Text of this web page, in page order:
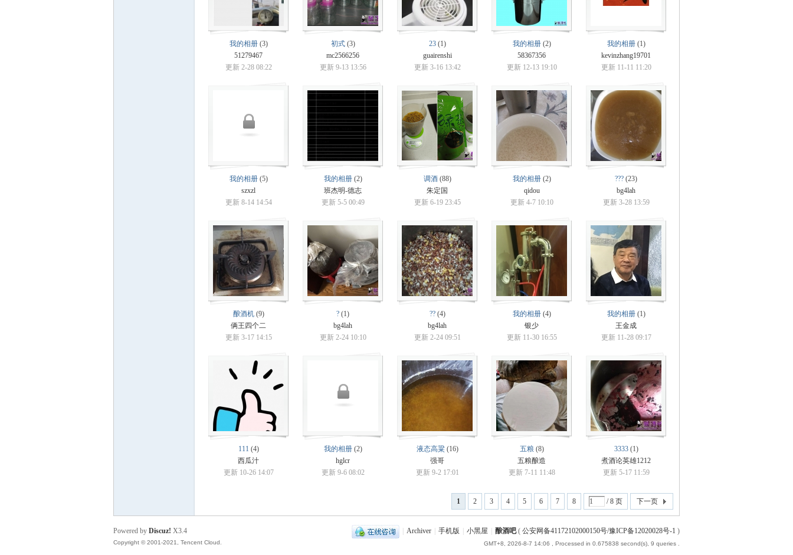
我的相册(3)
51279467
更新 2-28 08:22
初式(3)
mc2566256
更新 9-13 13:56
23(1)
guairenshi
更新 3-16 13:42
我的相册(2)
58367356
更新 12-13 19:10
我的相册(1)
kevinzhang19701
更新 11-11 11:20
我的相册(5)
szxzl
更新 8-14 14:54
我的相册(2)
班杰明-德志
更新 5-5 00:49
调酒(88)
朱定国
更新 6-19 23:45
我的相册(2)
qidou
更新 4-7 10:10
??? (23)
bg4lah
更新 3-28 13:59
酿酒机(9)
俩王四个二
更新 3-17 14:15
? (1)
bg4lah
更新 2-24 10:10
??(4)
bg4lah
更新 2-24 09:51
我的相册(4)
银少
更新 11-30 16:55
我的相册(1)
王金成
更新 11-28 09:17
111 (4)
西瓜汁
更新 10-26 14:07
我的相册(2)
hglcr
更新 9-6 08:02
液态高粱(16)
强哥
更新 9-2 17:01
五粮 (8)
五粮酿造
更新 7-11 11:48
3333(1)
煮酒论英雄1212
更新 5-17 11:59
1 2 3 4 5 6 7 8 / 8 页 下一页
Archiver 手机版 小黑屋 酿酒吧( 公安网备41172102000150号/豫ICP备12020028号-1 )
GMT+8, 2026-8-7 14:06 , Processed in 0.675838 second(s), 9 queries .
Powered by Discuz! X3.4
Copyright © 2001-2021, Tencent Cloud.